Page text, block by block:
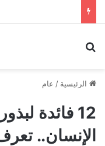
الرئيسية / عام
12 فائدة
الإنسان..